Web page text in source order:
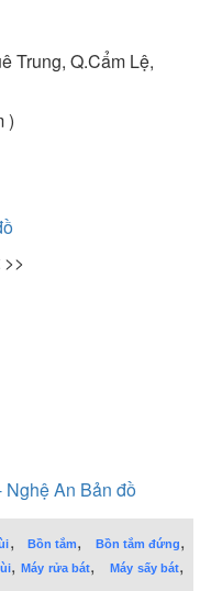
Trung, Q.Cẩm Lệ,
)
Nghệ An Bản đồ
, Bồn tắm, Bồn tắm đứng,
,Máy rửa bát,Máy sấy bát,